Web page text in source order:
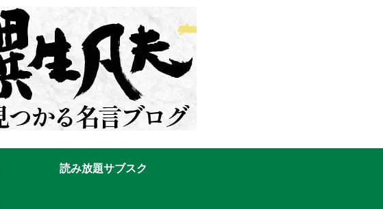
読み放題サブスク